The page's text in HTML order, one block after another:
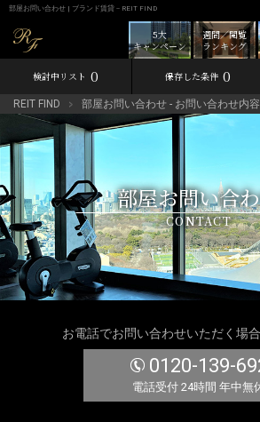
部屋お問い合わせ | ブランド賃貸－REIT FIND
週間／閲覧
ランキング
5大
キャンペーン
検討中リスト 0 保存した条件 0
REIT FIND 部屋お問い合わせ - お問い合わせ内
部屋お問い合
CONTACT
お電話でお問い合わせいただく場
0120-139-
電話受付 24時間 年中無